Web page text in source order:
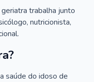
trabalha junto
nutricionista,
saúde do idoso de